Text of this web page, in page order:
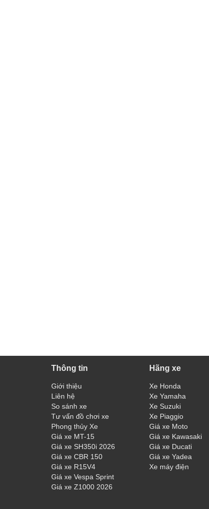
Thông tin
Giới thiệu
Liên hệ
So sánh xe
Tư vấn đồ chơi xe
Phong thủy Xe
Giá xe MT-15
Giá xe SH350i 2026
Giá xe CBR 150
Giá xe R15V4
Giá xe Vespa Sprint
Giá xe Z1000 2026
Hãng xe
Xe Honda
Xe Yamaha
Xe Suzuki
Xe Piaggio
Giá xe Moto
Giá xe Kawasaki
Giá xe Ducati
Giá xe Yadea
Xe máy điện